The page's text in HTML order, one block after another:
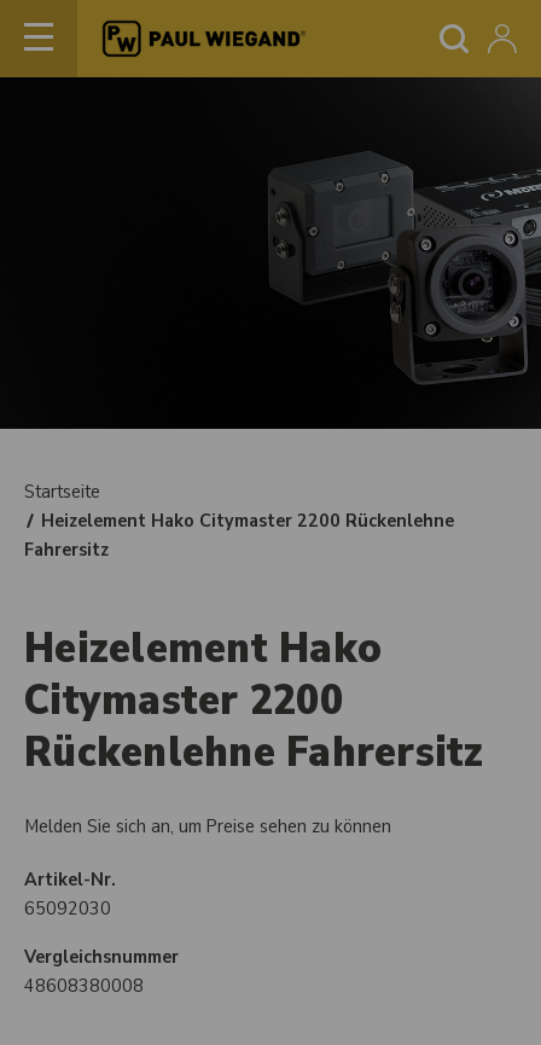
Startseite
Heizelement Hako Citymaster 2200 Rückenlehne
Fahrersitz
Heizelement Hako
Citymaster 2200
Rückenlehne Fahrersitz
Melden Sie sich an, um Preise sehen zu können
Artikel-Nr.
65092030
Vergleichsnummer
48608380008